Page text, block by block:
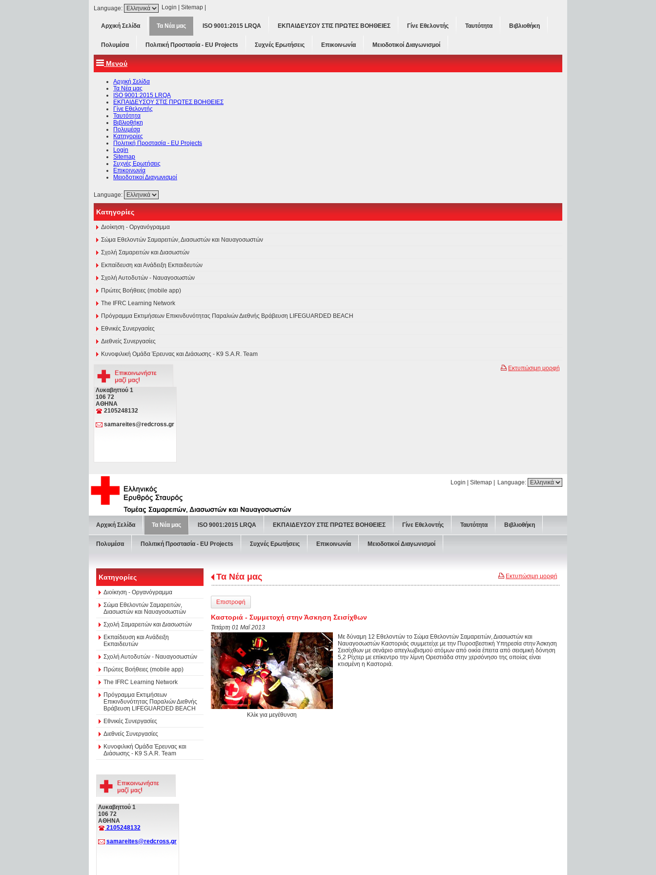
Language: Login Sitemap
Αρχική Σελίδα Τα Νέα μας ISO 9001:2015 LRQA ΕΚΠΑΙΔΕΥΣΟΥ ΣΤΙΣ ΠΡΩΤΕΣ ΒΟΗΘΕΙΕΣ Γίνε Εθελοντής Ταυτότητα Βιβλιοθήκη
Πολυμέσα Πολιτική Προστασία - ΕU Projects Συχνές Ερωτήσεις Επικοινωνία Μειοδοτικοί Διαγωνισμοί
Μενού
Αρχική Σελίδα
Τα Νέα μας
ISO 9001:2015 LRQA
ΕΚΠΑΙΔΕΥΣΟΥ ΣΤΙΣ ΠΡΩΤΕΣ ΒΟΗΘΕΙΕΣ
Γίνε Εθελοντής
Ταυτότητα
Βιβλιοθήκη
Πολυμέσα
Κατηγορίες
Πολιτική Προστασία - ΕU Projects
Login
Sitemap
Συχνές Ερωτήσεις
Επικοινωνία
Μειοδοτικοί Διαγωνισμοί
Language:
Κατηγορίες
Διοίκηση - Οργανόγραμμα
Σώμα Εθελοντών Σαμαρειτών, Διασωστών και Ναυαγοσωστών
Σχολή Σαμαρειτών και Διασωστών
Εκπαίδευση και Ανάδειξη Εκπαιδευτών
Σχολή Αυτοδυτών - Ναυαγοσωστών
Πρώτες Βοήθειες (mobile app)
The IFRC Learning Network
Πρόγραμμα Εκτιμήσεων Επικινδυνότητας Παραλιών Διεθνής Βράβευση LIFEGUARDED BEACH
Εθνικές Συνεργασίες
Διεθνείς Συνεργασίες
Κυνοφιλική Ομάδα Έρευνας και Διάσωσης - Κ9 S.A.R. Team
Λυκαβηττού 1
106 72
ΑΘΗΝΑ
2105248132
samareites@redcross.gr
Εκτυπώσιμη μορφή
Language:
Login Sitemap
Αρχική Σελίδα Τα Νέα μας ISO 9001:2015 LRQA ΕΚΠΑΙΔΕΥΣΟΥ ΣΤΙΣ ΠΡΩΤΕΣ ΒΟΗΘΕΙΕΣ Γίνε Εθελοντής Ταυτότητα Βιβλιοθήκη
Πολυμέσα Πολιτική Προστασία - ΕU Projects Συχνές Ερωτήσεις Επικοινωνία Μειοδοτικοί Διαγωνισμοί
Κατηγορίες
Διοίκηση - Οργανόγραμμα
Σώμα Εθελοντών Σαμαρειτών,
Διασωστών και Ναυαγοσωστών
Σχολή Σαμαρειτών και Διασωστών
Εκπαίδευση και Ανάδειξη
Εκπαιδευτών
Σχολή Αυτοδυτών - Ναυαγοσωστών
Πρώτες Βοήθειες (mobile app)
The IFRC Learning Network
Πρόγραμμα Εκτιμήσεων
Επικινδυνότητας Παραλιών Διεθνής
Βράβευση LIFEGUARDED BEACH
Εθνικές Συνεργασίες
Διεθνείς Συνεργασίες
Κυνοφιλική Ομάδα Έρευνας και
Διάσωσης - Κ9 S.A.R. Team
Λυκαβηττού 1
106 72
ΑΘΗΝΑ
2105248132
samareites@redcross.gr
Εκτυπώσιμη μορφή
Τα Νέα μας
Επιστροφή
Καστοριά - Συμμετοχή στην Άσκηση Σεισίχθων
Τετάρτη 01 Μαΐ 2013
Κλίκ για μεγέθυνση
Με δύναμη 12 Εθελοντών το Σώμα Εθελοντών Σαμαρειτών, Διασωστών και
Ναυαγοσωστών Καστοριάς συμμετείχε με την Πυροσβεστική Υπηρεσία στην Άσκηση
Σεισίχθων με σενάριο απεγλωβισμού ατόμων από οικία έπειτα από σεισμική δόνηση
5,2 Ρίχτερ με επίκεντρο την λίμνη Ορεστιάδα στην χερσόνησο της οποίας είναι
κτισμένη η Καστοριά.